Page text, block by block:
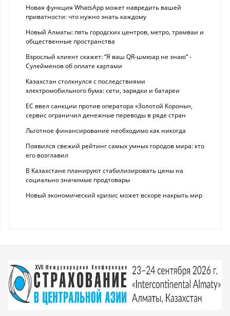
Новая функция WhatsApp может навредить вашей
приватности: что нужно знать каждому
Новый Алматы: пять городских центров, метро, трамваи и
общественные пространства
Взрослый клиент скажет: “Я ваш QR-шмюар не знаю“ -
Сулейменов об оплате картами
Казахстан столкнулся с последствиями
электромобильного бума: сети, зарядки и батареи
ЕС ввел санкции против оператора «Золотой Короны»,
сервис ограничил денежные переводы в ряде стран
Льготное финансирование необходимо как никогда
Появился свежий рейтинг самых умных городов мира: кто
его возглавил
В Казахстане планируют стабилизировать цены на
социально значимые продтовары
Новый экономический кризис может вскоре накрыть мир